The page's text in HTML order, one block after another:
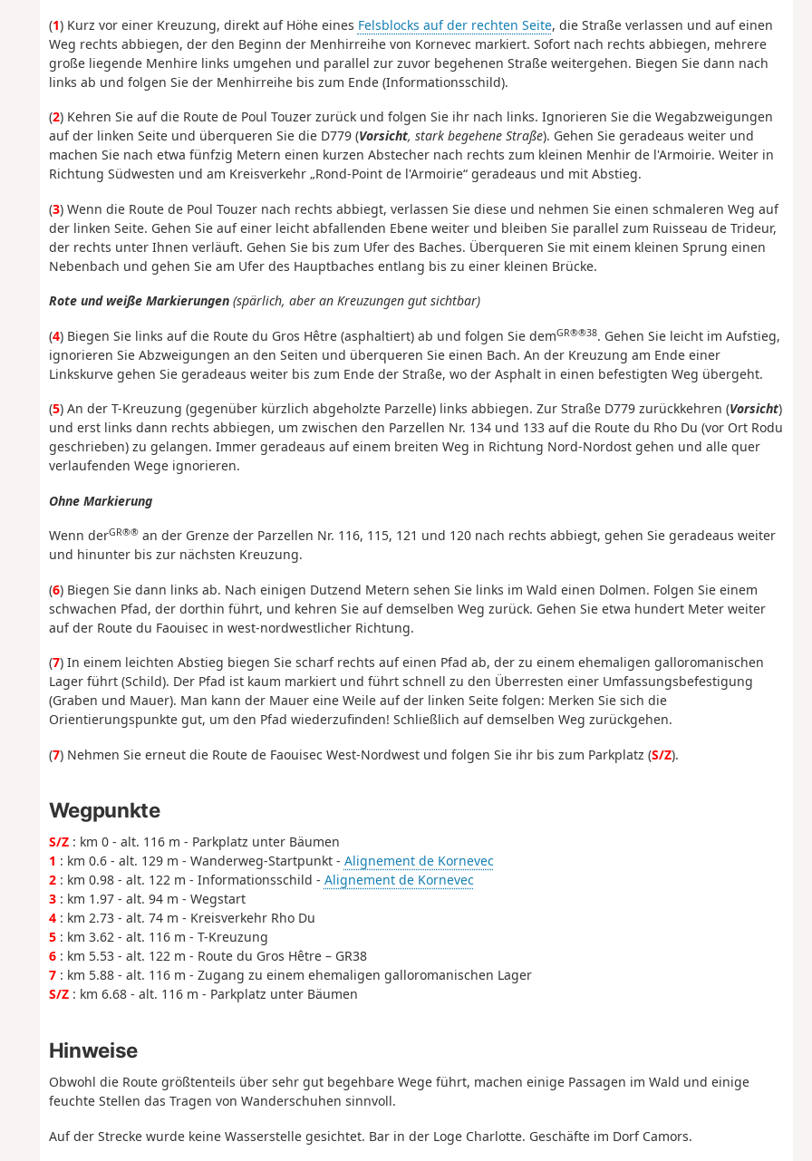
(1) Kurz vor einer Kreuzung, direkt auf Höhe eines Felsblocks auf der rechten Seite, die Straße verlassen und auf einen
Weg rechts abbiegen, der den Beginn der Menhirreihe von Kornevec markiert. Sofort nach rechts abbiegen, mehrere
große liegende Menhire links umgehen und parallel zur zuvor begehenen Straße weitergehen. Biegen Sie dann nach
links ab und folgen Sie der Menhirreihe bis zum Ende (Informationsschild).
(2) Kehren Sie auf die Route de Poul Touzer zurück und folgen Sie ihr nach links. Ignorieren Sie die Wegabzweigungen
auf der linken Seite und überqueren Sie die D779 (Vorsicht, stark begehene Straße). Gehen Sie geradeaus weiter und
machen Sie nach etwa fünfzig Metern einen kurzen Abstecher nach rechts zum kleinen Menhir de l'Armoirie. Weiter in
Richtung Südwesten und am Kreisverkehr „Rond-Point de l'Armoirie“ geradeaus und mit Abstieg.
(3) Wenn die Route de Poul Touzer nach rechts abbiegt, verlassen Sie diese und nehmen Sie einen schmaleren Weg auf
der linken Seite. Gehen Sie auf einer leicht abfallenden Ebene weiter und bleiben Sie parallel zum Ruisseau de Trideur,
der rechts unter Ihnen verläuft. Gehen Sie bis zum Ufer des Baches. Überqueren Sie mit einem kleinen Sprung einen
Nebenbach und gehen Sie am Ufer des Hauptbaches entlang bis zu einer kleinen Brücke.
Rote und weiße Markierungen(spärlich, aber an Kreuzungen gut sichtbar)
(4) Biegen Sie links auf die Route du Gros Hêtre (asphaltiert) ab und folgen Sie demGR®®38. Gehen Sie leicht im Aufstieg,
ignorieren Sie Abzweigungen an den Seiten und überqueren Sie einen Bach. An der Kreuzung am Ende einer
Linkskurve gehen Sie geradeaus weiter bis zum Ende der Straße, wo der Asphalt in einen befestigten Weg übergeht.
(5) An der T-Kreuzung (gegenüber kürzlich abgeholzte Parzelle) links abbiegen. Zur Straße D779 zurückkehren (Vorsicht)
und erst links dann rechts abbiegen, um zwischen den Parzellen Nr. 134 und 133 auf die Route du Rho Du (vor Ort Rodu
geschrieben) zu gelangen. Immer geradeaus auf einem breiten Weg in Richtung Nord-Nordost gehen und alle quer
verlaufenden Wege ignorieren.
Ohne Markierung
Wenn derGR®®an der Grenze der Parzellen Nr. 116, 115, 121 und 120 nach rechts abbiegt, gehen Sie geradeaus weiter
und hinunter bis zur nächsten Kreuzung.
(6) Biegen Sie dann links ab. Nach einigen Dutzend Metern sehen Sie links im Wald einen Dolmen. Folgen Sie einem
schwachen Pfad, der dorthin führt, und kehren Sie auf demselben Weg zurück. Gehen Sie etwa hundert Meter weiter
auf der Route du Faouisec in west-nordwestlicher Richtung.
(7) In einem leichten Abstieg biegen Sie scharf rechts auf einen Pfad ab, der zu einem ehemaligen galloromanischen
Lager führt (Schild). Der Pfad ist kaum markiert und führt schnell zu den Überresten einer Umfassungsbefestigung
(Graben und Mauer). Man kann der Mauer eine Weile auf der linken Seite folgen: Merken Sie sich die
Orientierungspunkte gut, um den Pfad wiederzufinden! Schließlich auf demselben Weg zurückgehen.
(7) Nehmen Sie erneut die Route de Faouisec West-Nordwest und folgen Sie ihr bis zum Parkplatz (S/Z).
Wegpunkte
S/Z: km 0 - alt. 116 m - Parkplatz unter Bäumen
1 : km 0.6 - alt. 129 m - Wanderweg-Startpunkt - Alignement de Kornevec
2: km 0.98 - alt. 122 m - Informationsschild - Alignement de Kornevec
3: km 1.97 - alt. 94 m - Wegstart
4: km 2.73 - alt. 74 m - Kreisverkehr Rho Du
5: km 3.62 - alt. 116 m - T-Kreuzung
6: km 5.53 - alt. 122 m - Route du Gros Hêtre – GR38
7: km 5.88 - alt. 116 m - Zugang zu einem ehemaligen galloromanischen Lager
S/Z: km 6.68 - alt. 116 m - Parkplatz unter Bäumen
Hinweise
Obwohl die Route größtenteils über sehr gut begehbare Wege führt, machen einige Passagen im Wald und einige
feuchte Stellen das Tragen von Wanderschuhen sinnvoll.
Auf der Strecke wurde keine Wasserstelle gesichtet. Bar in der Loge Charlotte. Geschäfte im Dorf Camors.